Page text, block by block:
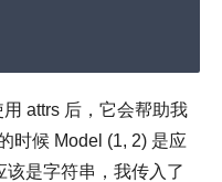
attrs 后，它会帮助我
时候 Model (1, 2) 是应
该是字符串，我传入了